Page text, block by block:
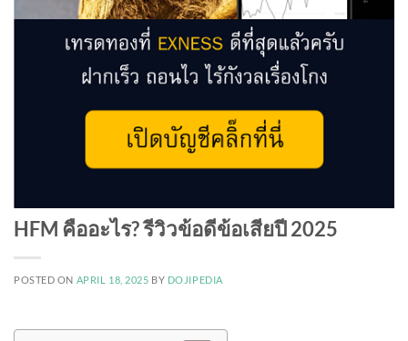
HFM คืออะไร? รีวิวข้อดีข้อเสียปี 2025
POSTED ON APRIL 18, 2025 BY DOJIPEDIA